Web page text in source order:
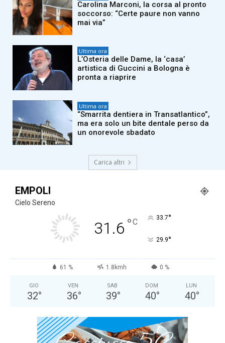
Carolina Marconi, la corsa al pronto
soccorso: “Certe paure non vanno
mai via”
Ultima ora
L’Osteria delle Dame, la ‘casa’
artistica di Guccini a Bologna è
pronta a riaprire
Ultima ora
“Smarrita dentiera in Transatlantico”,
ma era solo un bite dentale perso da
un onorevole sbadato
Carica altri
EMPOLI
Cielo Sereno
31.6 °C 33.7°
29.9°
61 % 1.8kmh 0 %
GIO
32°
VEN
36°
SAB
39°
DOM
40°
LUN
40°